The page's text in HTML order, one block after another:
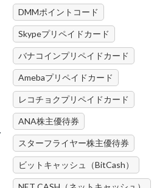
DMMポイントコード
Skypeプリペイドカード
バナコインプリペイドカード
Amebaプリペイドカード
レコチョクプリペイドカード
ANA株主優待券
スターフライヤー株主優待券
ビットキャッシュ（BitCash）